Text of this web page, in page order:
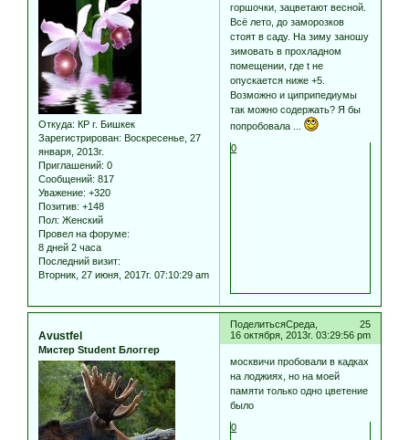
Откуда: КР г. Бишкек
Зарегистрирован: Воскресенье, 27
января, 2013г.
Приглашений: 0
Сообщений: 817
Уважение: +320
Позитив: +148
Пол: Женский
Провел на форуме:
8 дней 2 часа
Последний визит:
Вторник, 27 июня, 2017г. 07:10:29 am
горшочки, зацветают весной.
Всё лето, до заморозков
стоят в саду. На зиму заношу
зимовать в прохладном
помещении, где t не
опускается ниже +5.
Возможно и циприпедиумы
так можно содержать? Я бы
попробовала ...
0
Поделиться 25
Среда,
16 октября, 2013г. 03:29:56 pm
Avustfel
Мистер Student Блоггер
москвичи пробовали в кадках
на лоджиях, но на моей
памяти только одно цветение
было
0